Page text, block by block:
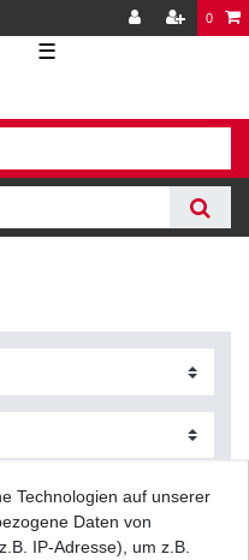
0
☰
Technologien auf unserer
Daten von
IP-Adresse), um z.B.